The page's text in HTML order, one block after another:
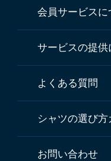
会員サービスに
サービスの提供
よくある質問
シャツの選び方
お問い合わせ